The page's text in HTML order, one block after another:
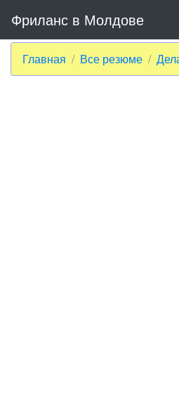
Фриланс в Молдове
Главная Все резюме